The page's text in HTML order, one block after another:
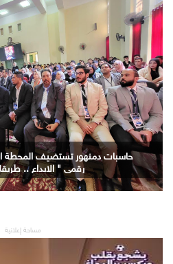
حاسبات دمنهور تستضيف المحطة
رقمي " الابداع ..
مساحة إعلانية